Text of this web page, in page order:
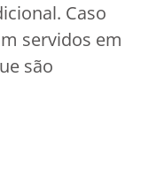
Caso
servidos em
são